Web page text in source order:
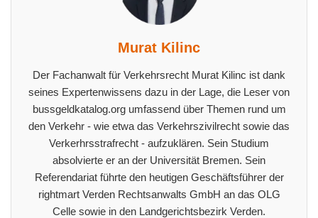
Murat Kilinc
Der Fachanwalt für Verkehrsrecht Murat Kilinc ist dank
seines Expertenwissens dazu in der Lage, die Leser von
bussgeldkatalog.org umfassend über Themen rund um
den Verkehr - wie etwa das Verkehrszivilrecht sowie das
Verkerhrsstrafrecht - aufzuklären. Sein Studium
absolvierte er an der Universität Bremen. Sein
Referendariat führte den heutigen Geschäftsführer der
rightmart Verden Rechtsanwalts GmbH an das OLG
Celle sowie in den Landgerichtsbezirk Verden.